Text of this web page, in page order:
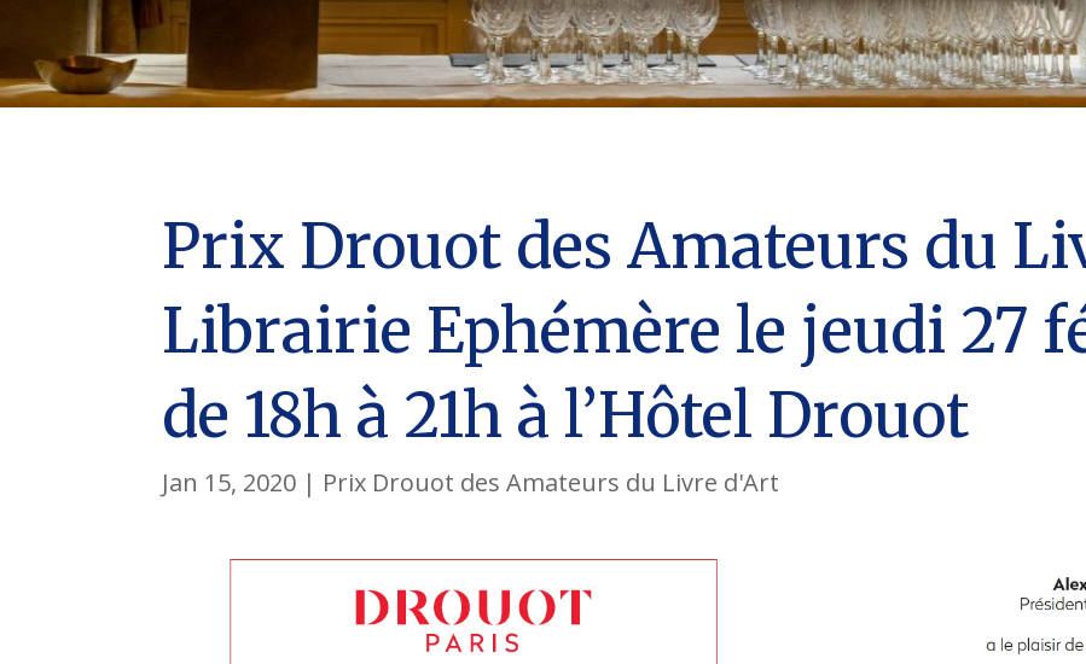
Prix Drouot des Amateurs du
Librairie Ephémère le jeudi 27
de 18h à 21h à l’Hôtel Drouot
Jan 15, 2020 | Prix Drouot des Amateurs du Livre d'Art